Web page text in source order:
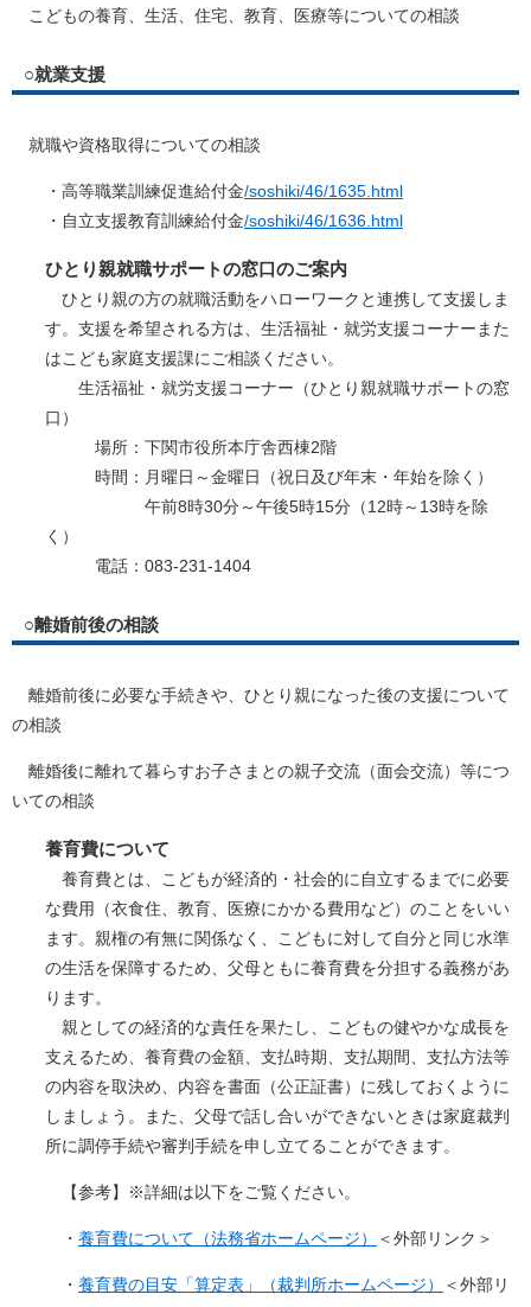
こどもの養育、生活、住宅、教育、医療等についての相談
○就業支援
就職や資格取得についての相談
・高等職業訓練促進給付金/soshiki/46/1635.html
・自立支援教育訓練給付金/soshiki/46/1636.html
ひとり親就職サポートの窓口のご案内
ひとり親の方の就職活動をハローワークと連携して支援しま
す。支援を希望される方は、生活福祉・就労支援コーナーまた
はこども家庭支援課にご相談ください。
生活福祉・就労支援コーナー（ひとり親就職サポートの窓
口）
場所：下関市役所本庁舎西棟2階
時間：月曜日～金曜日（祝日及び年末・年始を除く）
午前8時30分～午後5時15分（12時～13時を除
く）
電話：083-231-1404
○離婚前後の相談
離婚前後に必要な手続きや、ひとり親になった後の支援について
の相談
離婚後に離れて暮らすお子さまとの親子交流（面会交流）等につ
いての相談
養育費について
養育費とは、こどもが経済的・社会的に自立するまでに必要
な費用（衣食住、教育、医療にかかる費用など）のことをいい
ます。親権の有無に関係なく、こどもに対して自分と同じ水準
の生活を保障するため、父母ともに養育費を分担する義務があ
ります。
親としての経済的な責任を果たし、こどもの健やかな成長を
支えるため、養育費の金額、支払時期、支払期間、支払方法等
の内容を取決め、内容を書面（公正証書）に残しておくように
しましょう。また、父母で話し合いができないときは家庭裁判
所に調停手続や審判手続を申し立てることができます。​
【参考】※詳細は以下をご覧ください。
・ 養育費について（法務省ホームページ） ＜外部リンク＞
・ 養育費の目安「算定表」（裁判所ホームページ）
＜外部リ